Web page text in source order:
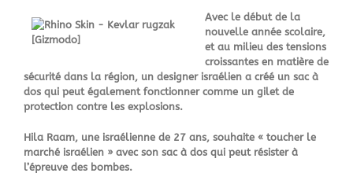
Avec le début de la
nouvelle année scolaire,
et au milieu des tensions
croissantes en matière de
sécurité dans la région, un designer israélien a créé un sac à
dos qui peut également fonctionner comme un gilet de
protection contre les explosions.
Hila Raam, une israélienne de 27 ans, souhaite « toucher le
marché israélien » avec son sac à dos qui peut résister à
l’épreuve des bombes.